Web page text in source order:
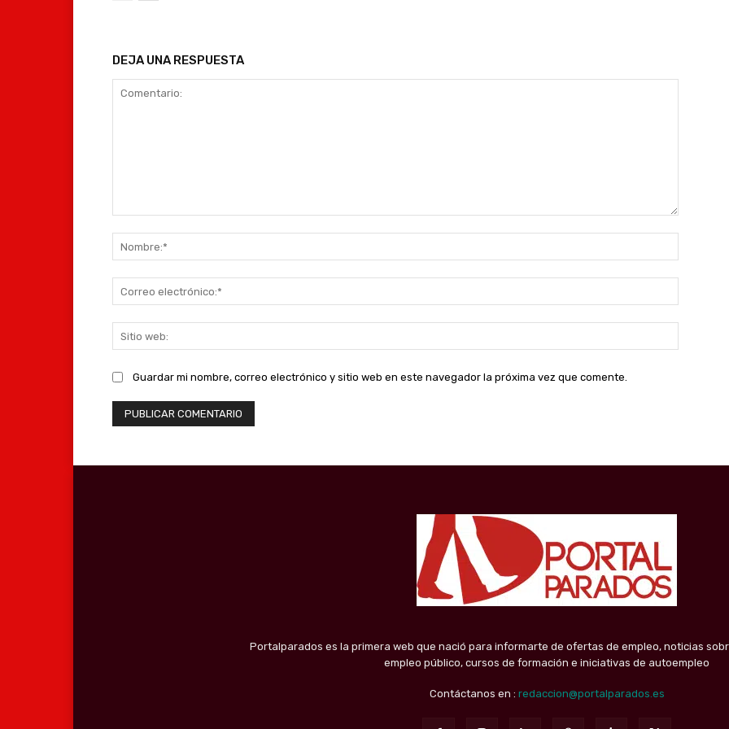
DEJA UNA RESPUESTA
web:
Guardar mi nombre, correo electrónico y sitio web en este navegador la próxima vez que comente.
Portalparados es la primera web que nació para informarte de ofertas de empleo, noticias
empleo público, cursos de formación e iniciativas de autoempleo
Contáctanos en : redaccion@portalparados.es